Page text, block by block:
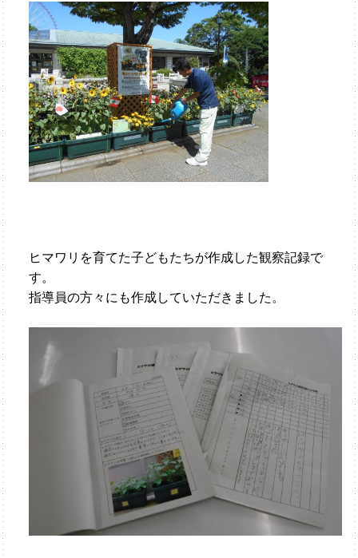
ヒマワリを育てた子どもたちが作成した観察記録で
す。
指導員の方々にも作成していただきました。